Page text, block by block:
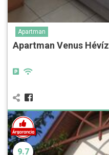
Apartman
Apartman Venus Hévíz
9.7